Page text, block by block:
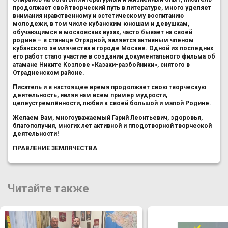
продолжает свой творческий путь в литературе, много уделяет
внимания нравственному и эстетическому воспитанию
молодежи, в том числе кубанским юношам и девушкам,
обучающимся в московских вузах, часто бывает на своей
родине – в станице Отрадной, является активным членом
кубанского землячества в городе Москве. Одной из последних
его работ стало участие в создании документального фильма об
атамане Никите Козлове «Казаки-разбойники», снятого в
Отрадненском районе.
Писатель и в настоящее время продолжает свою творческую
деятельность, являя нам всем пример мудрости,
целеустремлённости, любви к своей большой и малой Родине.
Желаем Вам, многоуважаемый Гарий Леонтьевич, здоровья,
благополучия, многих лет активной и плодотворной творческой
деятельности!
ПРАВЛЕНИЕ ЗЕМЛЯЧЕСТВА
Читайте также